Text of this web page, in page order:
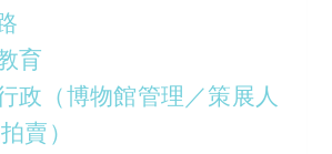
育
政（博物館管理／策展人
賣）